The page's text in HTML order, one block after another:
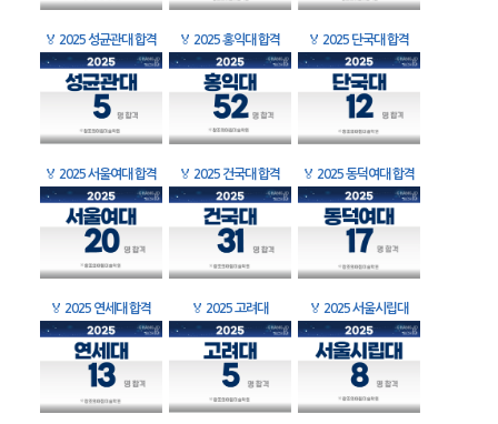
🏅 2025 성균관대 합격 🏅 2025 홍익대 합격 🏅 2025 단국대 합격
🏅 2025 서울여대 합격 🏅 2025 건국대 합격 🏅 2025 동덕여대 합격
🏅 2025 연세대 합격 🏅 2025 고려대 🏅 2025 서울시립대